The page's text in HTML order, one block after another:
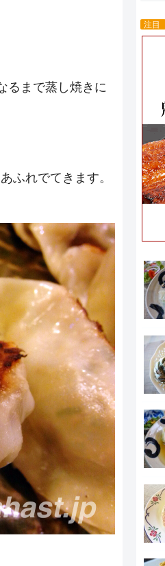
るまで蒸し焼きに
ふれでてきます。
注目